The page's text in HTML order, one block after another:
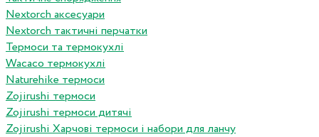
Nextorch аксесуари
Nextorch тактичні перчатки
Термоси та термокухлі
Wacaco термокухлі
Naturehike термоси
Zojirushi термоси
Zojirushi термоси дитячі
Zojirushi Харчові термоси і набори для ланчу